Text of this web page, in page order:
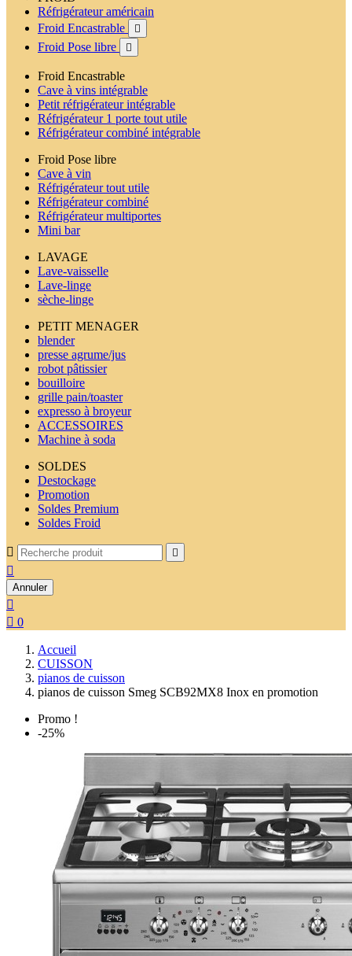
Réfrigérateur américain
Froid Encastrable

Froid Pose libre 
Froid Encastrable
Cave à vins intégrable
Petit réfrigérateur intégrable
Réfrigérateur 1 porte tout utile
Réfrigérateur combiné intégrable
Froid Pose libre
Cave à vin
Réfrigérateur tout utile
Réfrigérateur combiné
Réfrigérateur multiportes
Mini bar
LAVAGE
Lave-vaisselle
Lave-linge
sèche-linge
PETIT MENAGER
blender
presse agrume/jus
robot pâtissier
bouilloire
grille pain/toaster
expresso à broyeur
ACCESSOIRES
Machine à soda
SOLDES
Destockage
Promotion
Soldes Premium
Soldes Froid
 

Annuler

 0
Accueil
CUISSON
pianos de cuisson
pianos de cuisson Smeg SCB92MX8 Inox en promotion
Promo !
-25%